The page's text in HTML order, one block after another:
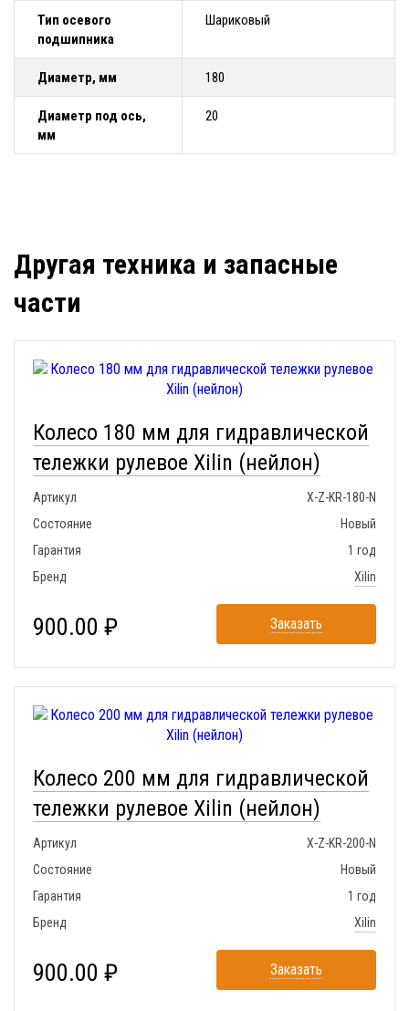
Тип осевого
подшипника
Шариковый
Диаметр, мм 180
Диаметр под ось,
мм
20
Другая техника и запасные
части
Колесо 180 мм для гидравлической
тележки рулевое Xilin (нейлон)
Артикул
X-Z-KR-180-N
Состояние
Новый
Гарантия
1 год
Бренд
Xilin
900.00 ₽ Заказать
Колесо 200 мм для гидравлической
тележки рулевое Xilin (нейлон)
Артикул
X-Z-KR-200-N
Состояние
Новый
Гарантия
1 год
Бренд
Xilin
900.00 ₽ Заказать